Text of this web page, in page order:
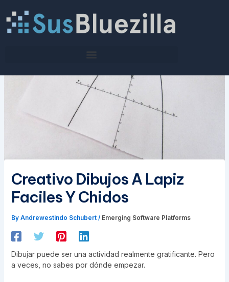
content
Creativo Dibujos A Lapiz
Faciles Y Chidos
By Andrewestindo Schubert / Emerging Software Platforms
Dibujar puede ser una actividad realmente gratificante. Pero
a veces, no sabes por dónde empezar.